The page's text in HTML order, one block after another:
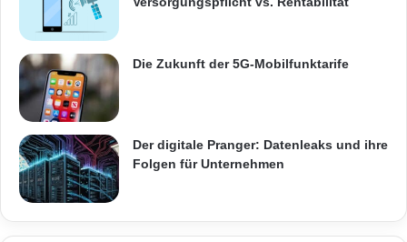
Die Zukunft der 5G-Mobilfunktarife
Der digitale Pranger: Datenleaks und ihre
Folgen für Unternehmen